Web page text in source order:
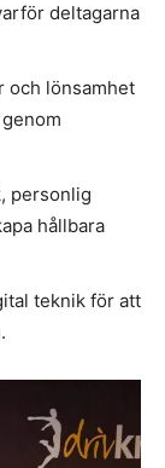
deltagarna
och lönsamhet
personlig
hållbara
teknik för att